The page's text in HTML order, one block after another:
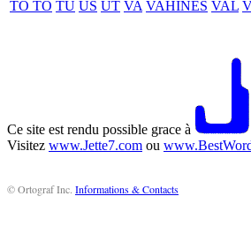
TO TÔ TU US UT VA VAHINÉS VAL
Ce site est rendu possible grace à
Visitez www.Jette7.com ou
© Ortograf Inc. Informations & Contacts